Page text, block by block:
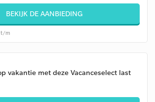
BEKIJK DE AANBIEDING
t/m
vakantie met deze Vacanceselect last